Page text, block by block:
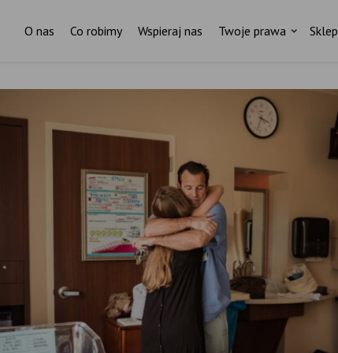
O nas Co robimy Wspieraj nas Twoje prawa Sklep